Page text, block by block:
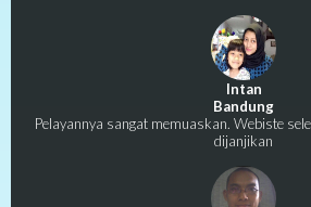
Intan
Bandung
Pelayannya sangat memuaskan. Webiste
dijanjikan